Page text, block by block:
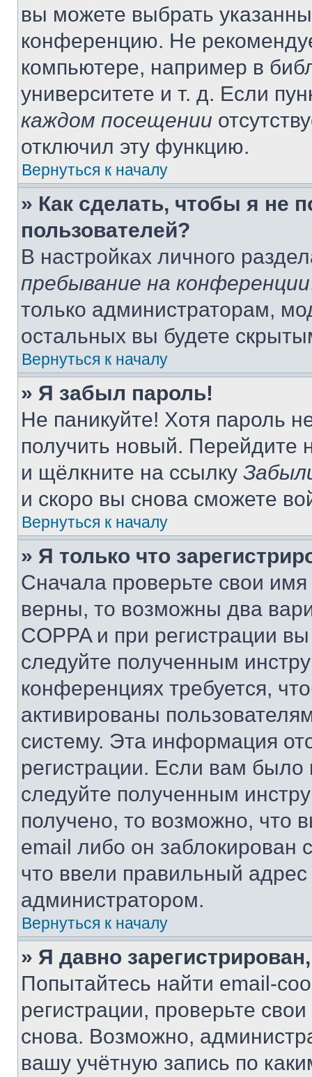
вы можете выбрать
конференцию. Не
компьютере, например в
университете и т. д. Если
каждом посещении
отключил эту функцию.
Вернуться к началу
» Как сделать, чтобы я не
пользователей?
В настройках личного
пребывание на конференции
только администраторам,
остальных вы будете
Вернуться к началу
» Я забыл пароль!
Не паникуйте! Хотя пароль
получить новый. Перейдите
и щёлкните на ссылку
и скоро вы снова сможете
Вернуться к началу
» Я только что
Сначала проверьте свои
верны, то возможны два
COPPA и при регистрации
следуйте полученным
конференциях требуется,
активированы
систему. Эта информация
регистрации. Если вам
следуйте полученным
получено, то возможно, что
email либо он
что ввели правильный адрес
администратором.
Вернуться к началу
» Я давно
Попытайтесь найти email-
регистрации, проверьте
снова. Возможно,
вашу учётную запись по